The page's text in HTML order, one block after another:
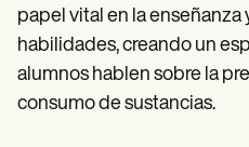
papel vital en la enseñanza
habilidades, creando un
alumnos hablen sobre la
consumo de sustancias.